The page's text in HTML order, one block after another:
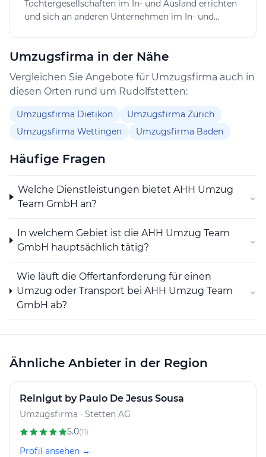
Tochtergesellschaften im In- und Ausland errichten
und sich an anderen Unternehmen im In- und
Zusammenhang stehen. Die Gesellschaft kann im
veräussern und verwalten. Sie kann auch
Finanzierungen für eigene oder fremde Rechnung
vornehmen sowie Garantien und Bürgschaften für
Tochtergesellschaften und Dritte eingehen. Ferner
kann die Gesellschaft Unternehmen Liegenschaften,
und veräussern.
Umzugsfirma in der Nähe
Vergleichen Sie Angebote für Umzugsfirma auch in
diesen Orten rund um Rudolfstetten:
Umzugsfirma Dietikon
Umzugsfirma Zürich
Umzugsfirma Wettingen
Umzugsfirma Baden
Häufige Fragen
Welche Dienstleistungen bietet AHH Umzug
Team GmbH an?
⌄
In welchem Gebiet ist die AHH Umzug Team
GmbH hauptsächlich tätig?
⌄
Wie läuft die Offertanforderung für einen
Umzug oder Transport bei AHH Umzug Team
GmbH ab?
⌄
Ähnliche Anbieter in der Region
Reinigut by Paulo De Jesus Sousa
Umzugsfirma · Stetten AG
5.0(11)
Profil ansehen →